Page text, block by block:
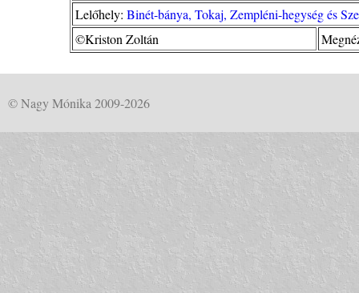
Lelőhely: Binét-bánya, Tokaj, Zempléni-hegység és
©Kriston Zoltán
© Nagy Mónika 2009-2026